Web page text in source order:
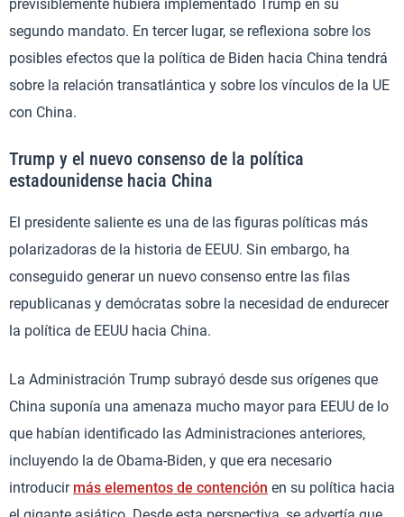
previsiblemente hubiera implementado Trump en su
segundo mandato. En tercer lugar, se reflexiona sobre los
posibles efectos que la política de Biden hacia China tendrá
sobre la relación transatlántica y sobre los vínculos de la UE
con China.
Trump y el nuevo consenso de la política
estadounidense hacia China
El presidente saliente es una de las figuras políticas más
polarizadoras de la historia de EEUU. Sin embargo, ha
conseguido generar un nuevo consenso entre las filas
republicanas y demócratas sobre la necesidad de endurecer
la política de EEUU hacia China.
La Administración Trump subrayó desde sus orígenes que
China suponía una amenaza mucho mayor para EEUU de lo
que habían identificado las Administraciones anteriores,
incluyendo la de Obama-Biden, y que era necesario
introducir más elementos de contención en su política hacia